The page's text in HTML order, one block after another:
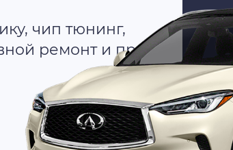
чип тюнинг,
ремонт и пр.